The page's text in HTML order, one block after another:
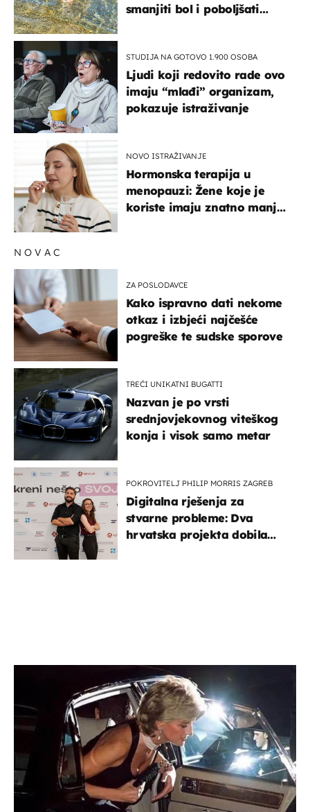
smanjiti bol i poboljšati
STUDIJA NA GOTOVO 1.900 OSOBA
Ljudi koji redovito rade ovo
imaju “mlađi” organizam,
pokazuje istraživanje
NOVO ISTRAŽIVANJE
Hormonska terapija u
menopauzi: Žene koje je
koriste imaju znatno manji
NOVAC
ZA POSLODAVCE
Kako ispravno dati nekome
otkaz i izbjeći najčešće
pogreške te sudske sporove
TREĆI UNIKATNI BUGATTI
Nazvan je po vrsti
srednjovjekovnog viteškog
konja i visok samo metar
POKROVITELJ PHILIP MORRIS ZAGREB
Digitalna rješenja za
stvarne probleme: Dva
hrvatska projekta dobila